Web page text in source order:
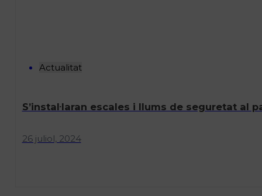
Actualitat
S’instal·laran escales i llums de seguretat al
26 juliol, 2024